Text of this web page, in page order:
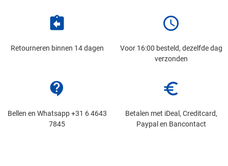
assignment_return
Retourneren binnen 14 dagen
schedule
Voor 16:00 besteld, dezelfde dag
verzonden
contact_support
Bellen en Whatsapp +31 6 4643
7845
euro_symbol
Betalen met iDeal, Creditcard,
Paypal en Bancontact